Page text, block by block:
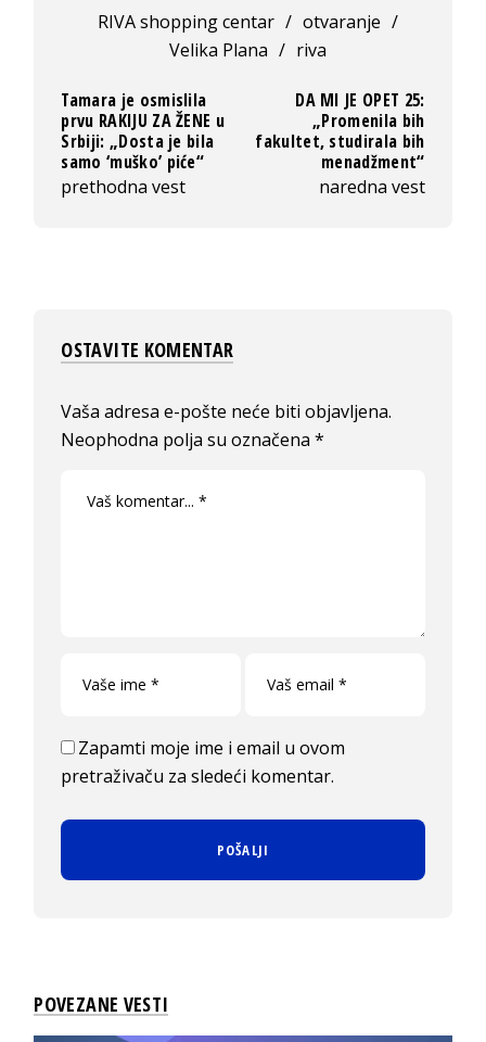
RIVA shopping centar / otvaranje /
Velika Plana / riva
Tamara je osmislila
prvu RAKIJU ZA ŽENE u
Srbiji: „Dosta je bila
samo ‘muško’ piće“
prethodna vest
DA MI JE OPET 25:
„Promenila bih
fakultet, studirala bih
menadžment“
naredna vest
OSTAVITE KOMENTAR
Vaša adresa e-pošte neće biti objavljena.
Neophodna polja su označena*
Zapamti moje ime i email u ovom
pretraživaču za sledeći komentar.
POVEZANE VESTI